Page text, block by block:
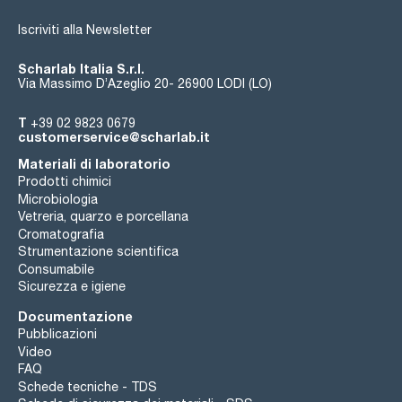
Iscriviti alla Newsletter
Scharlab Italia S.r.l.
Via Massimo D’Azeglio 20- 26900 LODI (LO)
T +39 02 9823 0679
customerservice@scharlab.it
Materiali di laboratorio
Prodotti chimici
Microbiologia
Vetreria, quarzo e porcellana
Cromatografia
Strumentazione scientifica
Consumabile
Sicurezza e igiene
Documentazione
Pubblicazioni
Video
FAQ
Schede tecniche - TDS